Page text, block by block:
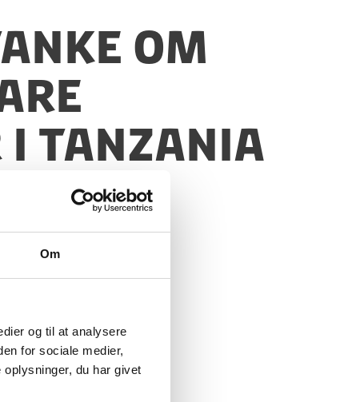
Om
og til at analysere
for sociale medier,
du har givet
om
Tanzania